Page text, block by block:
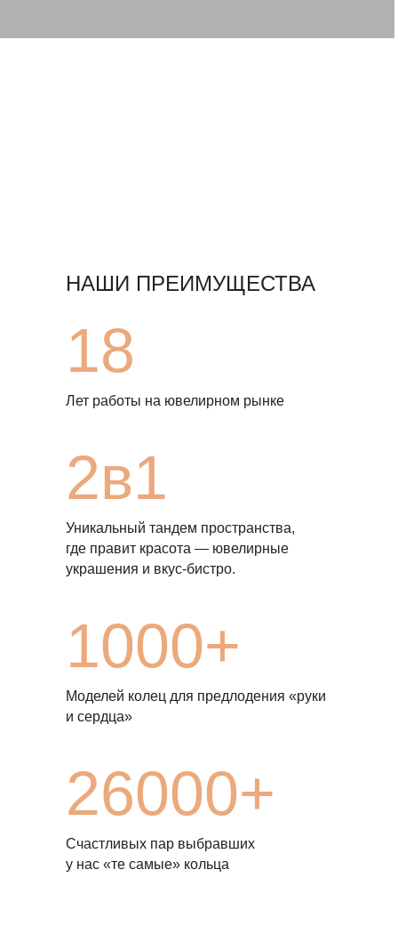
НАШИ ПРЕИМУЩЕСТВА
18
1000+
2в1
26000+
Лет работы на ювелирном рынке
Уникальный тандем пространства,
где правит красота — ювелирные
украшения и вкус-бистро.
Моделей колец для предлодения «руки
и сердца»
Счастливых пар выбравших
у нас «те самые» кольца